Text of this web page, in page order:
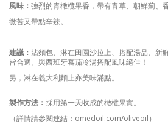
風味： 強烈的青橄欖果香，帶有青草、朝鮮薊、
微苦又帶點辛辣。
建議： 沾麵包、淋在田園沙拉上、搭配湯品、新
皆合適。與西班牙蕃茄冷湯搭配風味絕佳！
另，淋在義大利麵上亦美味滿點。
製作方法： 採用第一天收成的橄欖果實。
（詳情請參閱連結： omedoil.com/oliveoil）